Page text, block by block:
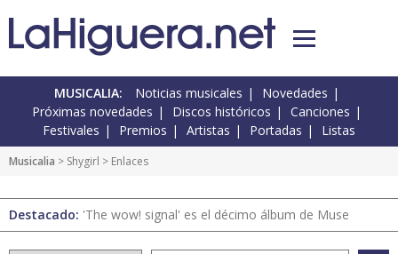
MUSICALIA: Noticias musicales
Novedades
Próximas novedades
Discos históricos
Canciones
Festivales
Premios Artistas Portadas Listas
Musicalia > Shygirl > Enlaces
Destacado: 'The wow! signal' es el décimo álbum de Muse